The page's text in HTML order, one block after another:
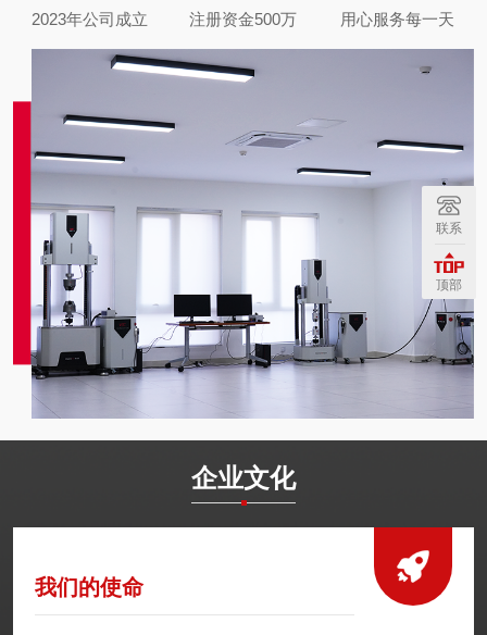
2023年公司成立 注册资金500万 用心服务每一天
企业文化
我们的使命
联系
顶部